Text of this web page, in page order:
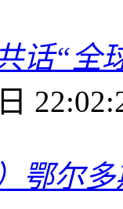
话“全
鄂尔